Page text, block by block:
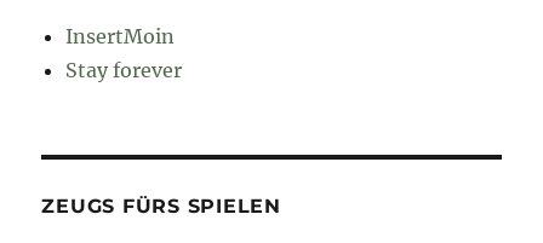
InsertMoin
Stay forever
ZEUGS FÜRS SPIELEN